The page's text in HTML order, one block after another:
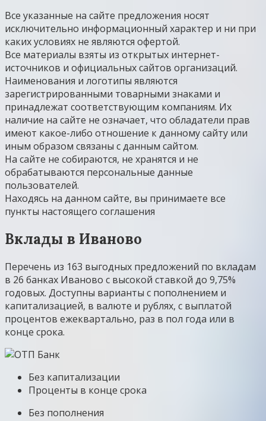
Все указанные на сайте предложения носят
исключительно информационный характер и ни при
каких условиях не являются офертой.
Все материалы взяты из открытых интернет-
источников и официальных сайтов организаций.
Наименования и логотипы являются
зарегистрированными товарными знаками и
принадлежат соответствующим компаниям. Их
наличие на сайте не означает, что обладатели прав
имеют какое-либо отношение к данному сайту или
иным образом связаны с данным сайтом.
На сайте не собираются, не хранятся и не
обрабатываются персональные данные
пользователей.
Находясь на данном сайте, вы принимаете все
пункты настоящего соглашения
Вклады в Иваново
Перечень из 163 выгодных предложений по вкладам
в 26 банках Иваново с высокой ставкой до 9,75%
годовых. Доступны варианты с пополнением и
капитализацией, в валюте и рублях, с выплатой
процентов ежеквартально, раз в пол года или в
конце срока.
Без капитализации
Проценты в конце срока
Без пополнения